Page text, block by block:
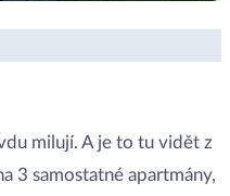
milují. A je to tu vidět z
3 samostatné apartmány,